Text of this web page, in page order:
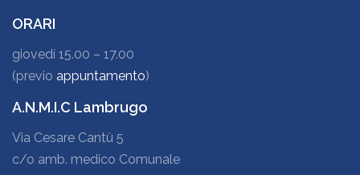
ORARI
giovedí 15.00 – 17.00
(previo appuntamento)
A.N.M.I.C Lambrugo
Via Cesare Cantù 5
c/o amb. medico Comunale